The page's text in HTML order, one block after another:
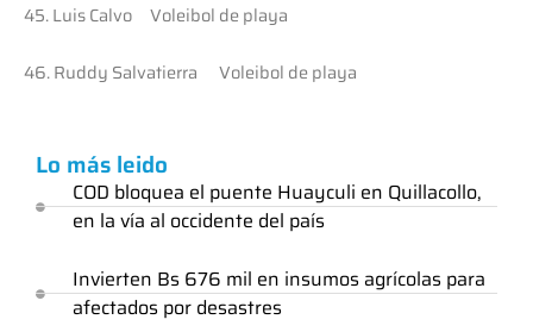
45. Luis Calvo Voleibol de playa
46. Ruddy Salvatierra Voleibol de playa
Lo más leido
COD bloquea el puente Huayculi en Quillacollo,
en la vía al occidente del país
Invierten Bs 676 mil en insumos agrícolas para
afectados por desastres